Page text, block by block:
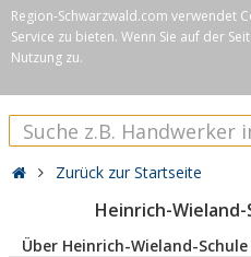
Region-Schwarzwald.com verwendet
Service zu bieten. Wenn Sie auf der
Nutzung zu.
Zurück zur Startseite
Heinrich-
Über Heinrich-Wieland-